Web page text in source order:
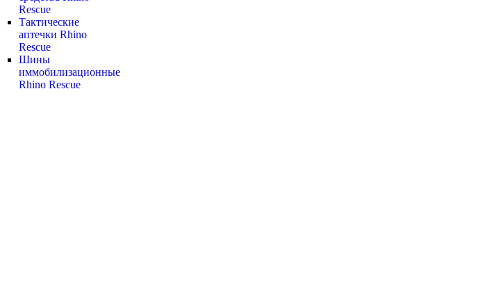
Rescue
Тактические
аптечки Rhino
Rescue
Шины
иммобилизационные
Rhino Rescue